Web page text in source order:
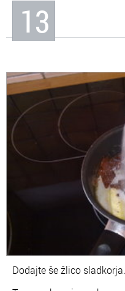
13
Dodajte šežlico sladkorja.